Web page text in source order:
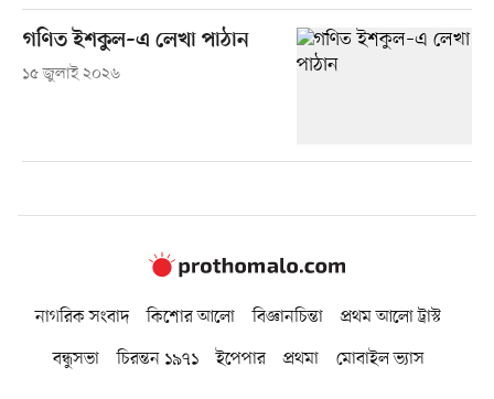
গণিত ইশকুল–এ লেখা পাঠান
১৫ জুলাই ২০২৬
নাগরিক সংবাদ কিশোর আলো বিজ্ঞানচিন্তা
প্রথম আলো ট্রাস্ট
বন্ধুসভা
চিরন্তন ১৯৭১ ইপেপার প্রথমা মোবাইল ভ্যাস